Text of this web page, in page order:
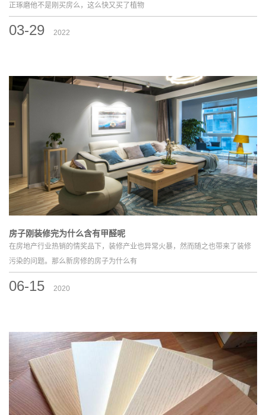
正琢磨他不是刚买房么，这么快又买了植物
03-29 2022
房子刚装修完为什么含有甲醛呢
在房地产行业热销的情奖品下，装修产业也异常火暴，然而随之也带来了装修
污染的问题。那么新房修的房子为什么有
06-15 2020